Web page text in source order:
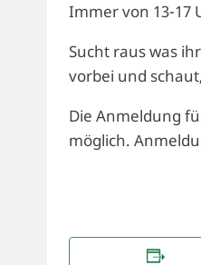
Immer von 13-17
Sucht raus was
vorbei und
Die Anmeldung
möglich.